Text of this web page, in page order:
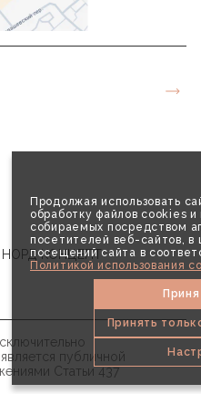
Продолжая использовать
обработку файлов cookies и
собираемых посредством
посетителей веб-сайтов, в
посещений сайта в
Политикой использования
Принять
НОРД КОНЦЕПТ
публичной
Статьи 437